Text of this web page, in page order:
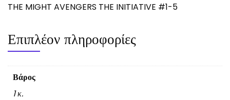
THE MIGHT AVENGERS THE INITIATIVE #1-5
Επιπλέον πληροφορίες
Βάρος
1 κ.